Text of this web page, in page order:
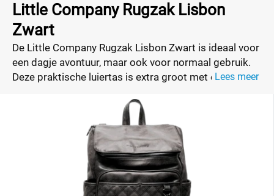
Little Company Rugzak Lisbon
Zwart
De Little Company Rugzak Lisbon Zwart is ideaal voor
een dagje avontuur, maar ook voor normaal gebruik.
Deze praktische luiertas is extra groot met een breed
Lees meer